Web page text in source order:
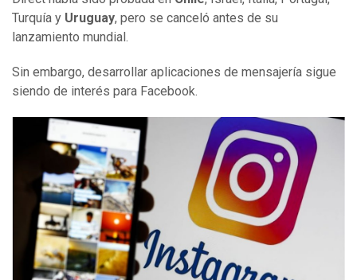
Turquía y Uruguay, pero se canceló antes de su
lanzamiento mundial.
Sin embargo, desarrollar aplicaciones de mensajería sigue
siendo de interés para Facebook.